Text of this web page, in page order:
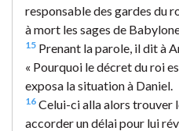
responsable des gardes du
à mort les sages de
15 Prenant la parole, il dit à
« Pourquoi le décret du roi
exposa la situation à Daniel.
16 Celui-ci alla alors trouver
accorder un délai pour lui